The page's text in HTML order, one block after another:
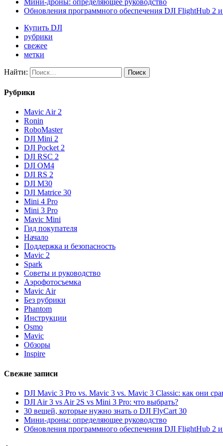
Мини-дроны: определяющее руководство
Обновления программного обеспечения DJI FlightHub 2
Купить DJI
рубрики
свежее
метки
Найти:
Рубрики
Mavic Air 2
Ronin
RoboMaster
DJI Mini 2
DJI Pocket 2
DJI RSC 2
DJI OM4
DJI RS 2
DJI M30
DJI Matrice 30
Mini 4 Pro
Mini 3 Pro
Mavic Mini
Гид покупателя
Начало
Поддержка и безопасность
Mavic 2
Spark
Советы и руководство
Аэрофотосъемка
Mavic Air
Без рубрики
Phantom
Инструкции
Osmo
Mavic
Обзоры
Inspire
Свежие записи
DJI Mavic 3 Pro vs. Mavic 3 vs. Mavic 3 Classic: как они
DJI Air 3 vs Air 2S vs Mini 3 Pro: что выбрать?
30 вещей, которые нужно знать о DJI FlyCart 30
Мини-дроны: определяющее руководство
Обновления программного обеспечения DJI FlightHub 2